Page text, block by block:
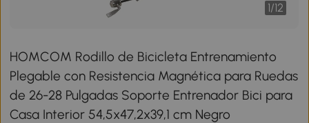
1/12
HOMCOM Rodillo de Bicicleta Entrenamiento
Plegable con Resistencia Magnética para Ruedas
de 26-28 Pulgadas Soporte Entrenador Bici para
Casa Interior 54,5x47,2x39,1 cm Negro